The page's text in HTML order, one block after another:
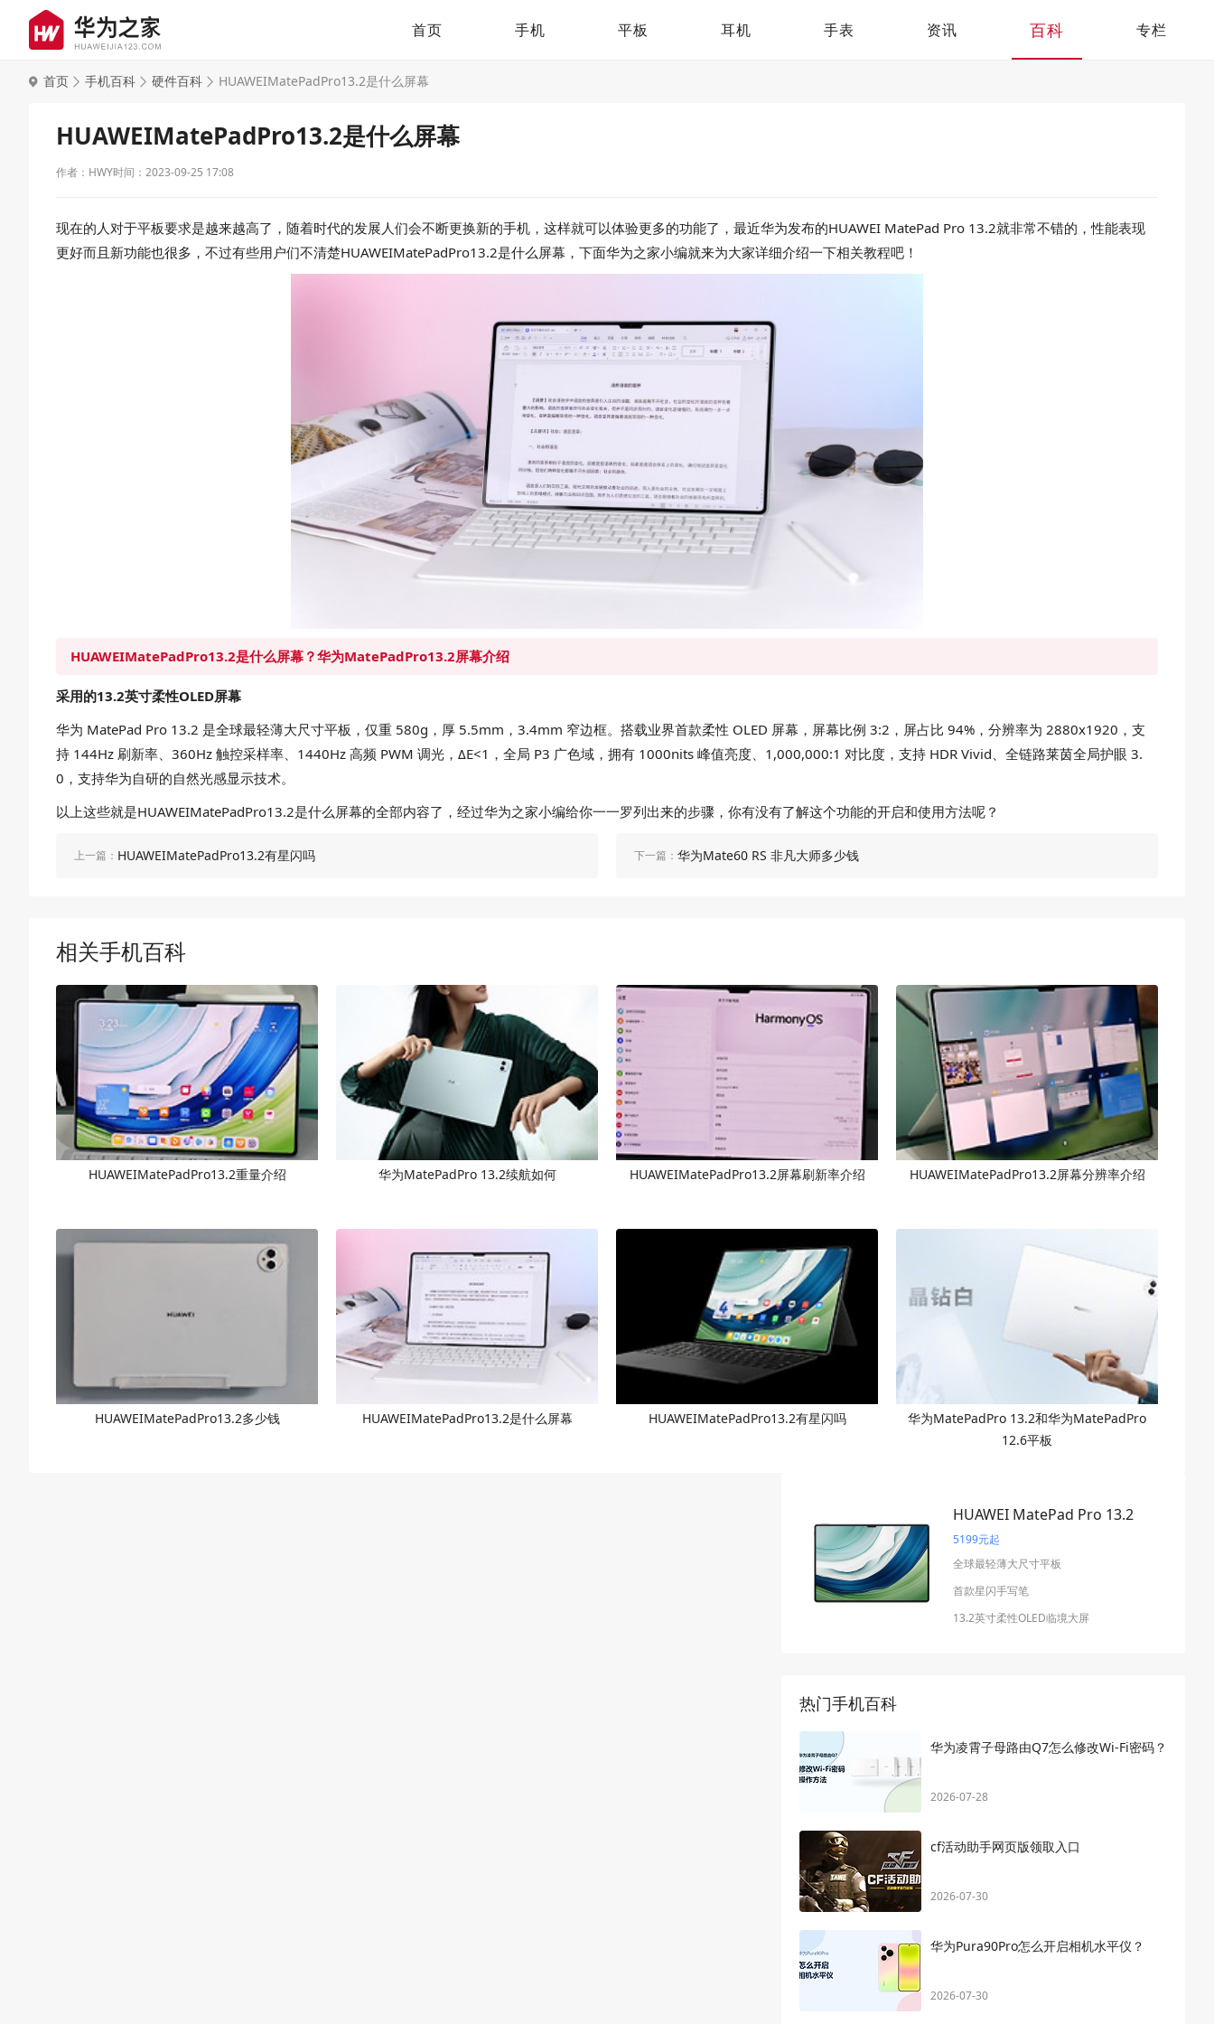
首页 手机 平板 耳机 手表 资讯 百科 专栏
首页 手机百科 硬件百科 HUAWEIMatePadPro13.2是什么屏幕
HUAWEIMatePadPro13.2是什么屏幕
作者：HWY时间：2023-09-25 17:08
现在的人对于平板要求是越来越高了，随着时代的发展人们会不断更换新的手机，这样就可以体验更多的功能了，最近华为发布的HUAWEI MatePad Pro 13.2就非常不错的，性能表现
更好而且新功能也很多，不过有些用户们不清楚HUAWEIMatePadPro13.2是什么屏幕，下面华为之家小编就来为大家详细介绍一下相关教程吧！
HUAWEIMatePadPro13.2是什么屏幕？华为MatePadPro13.2屏幕介绍
采用的13.2英寸柔性OLED屏幕
华为 MatePad Pro 13.2 是全球最轻薄大尺寸平板，仅重 580g，厚 5.5mm，3.4mm 窄边框。搭载业界首款柔性 OLED 屏幕，屏幕比例 3:2，屏占比 94%，分辨率为 2880x1920，支
持 144Hz 刷新率、360Hz 触控采样率、1440Hz 高频 PWM 调光，ΔE<1，全局 P3 广色域，拥有 1000nits 峰值亮度、1,000,000:1 对比度，支持 HDR Vivid、全链路莱茵全局护眼 3.
0，支持华为自研的自然光感显示技术。
以上这些就是HUAWEIMatePadPro13.2是什么屏幕的全部内容了，经过华为之家小编给你一一罗列出来的步骤，你有没有了解这个功能的开启和使用方法呢？
上一篇： HUAWEIMatePadPro13.2有星闪吗 下一篇： 华为Mate60 RS 非凡大师多少钱
相关手机百科
HUAWEIMatePadPro13.2重量介绍 华为MatePadPro 13.2续航如何 HUAWEIMatePadPro13.2屏幕刷新率介绍 HUAWEIMatePadPro13.2屏幕分辨率介绍
HUAWEIMatePadPro13.2多少钱 HUAWEIMatePadPro13.2是什么屏幕 HUAWEIMatePadPro13.2有星闪吗
华为MatePadPro 13.2和华为MatePadPro
12.6平板
HUAWEI MatePad Pro 13.2
5199元起
全球最轻薄大尺寸平板
首款星闪手写笔
13.2英寸柔性OLED临境大屏
热门手机百科
华为凌霄子母路由Q7怎么修改Wi-Fi密码？
2026-07-28
cf活动助手网页版领取入口
2026-07-30
华为Pura90Pro怎么开启相机水平仪？
2026-07-30